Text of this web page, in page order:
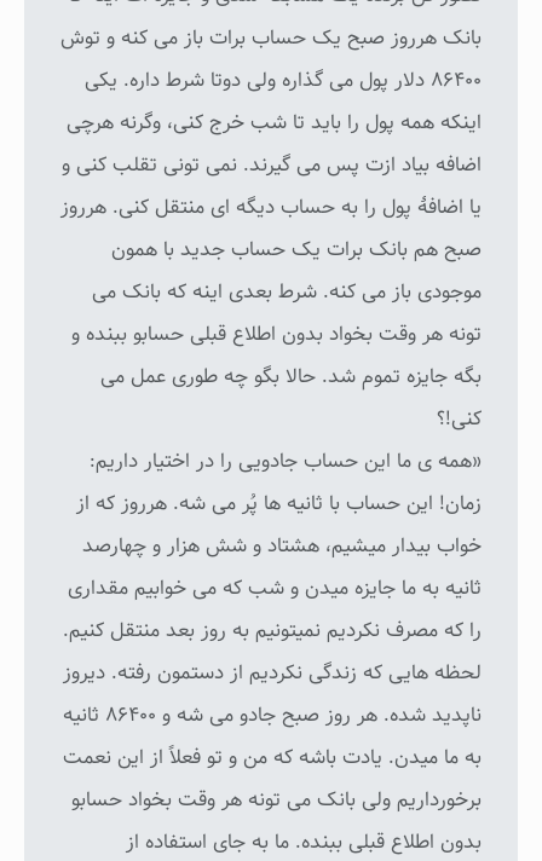
بانک هرروز صبح یک حساب برات باز می کنه و توش
۸۶۴۰۰ دلار پول می گذاره ولی دوتا شرط داره. یکی
اینکه همه پول را باید تا شب خرج کنی، وگرنه هرچی
اضافه بیاد ازت پس می گیرند. نمی تونی تقلب کنی و
یا اضافهٔ پول را به حساب دیگه ای منتقل کنی. هرروز
صبح هم بانک برات یک حساب جدید با همون
موجودی باز می کنه. شرط بعدی اینه که بانک می
تونه هر وقت بخواد بدون اطلاع قبلی حسابو ببنده و
بگه جایزه تموم شد. حالا بگو چه طوری عمل می
کنی!؟
«همه ی ما این حساب جادویی را در اختیار داریم:
زمان! این حساب با ثانیه ها پُر می شه. هرروز که از
خواب بیدار میشیم، هشتاد و شش هزار و چهارصد
ثانیه به ما جایزه میدن و شب که می خوابیم مقداری
را که مصرف نکردیم نمیتونیم به روز بعد منتقل کنیم.
لحظه هایی که زندگی نکردیم از دستمون رفته. دیروز
ناپدید شده. هر روز صبح جادو می شه و ۸۶۴۰۰ ثانیه
به ما میدن. یادت باشه که من و تو فعلاً از این نعمت
برخورداریم ولی بانک می تونه هر وقت بخواد حسابو
بدون اطلاع قبلی ببنده. ما به جای استفاده از